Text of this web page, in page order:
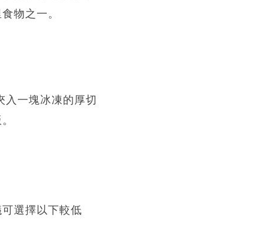
物之一。
入一塊冰凍的厚切
選擇以下較低